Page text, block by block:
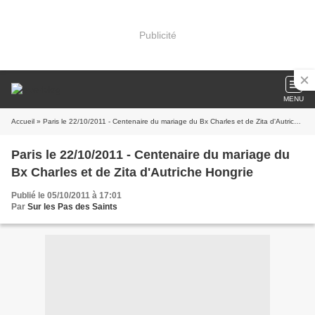
Publicité
MENU
Accueil » Paris le 22/10/2011 - Centenaire du mariage du Bx Charles et de Zita d'Autriche Hongrie
Paris le 22/10/2011 - Centenaire du mariage du
Bx Charles et de Zita d'Autriche Hongrie
Publié le 05/10/2011 à 17:01
Par Sur les Pas des Saints